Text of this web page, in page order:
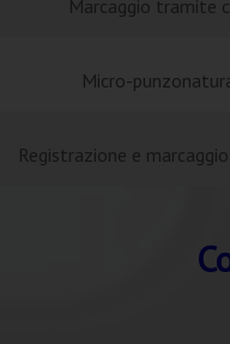
Marcaggio tramite
Micro-
Registrazione e